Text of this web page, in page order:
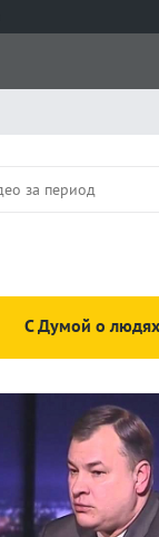
С Думой о людях